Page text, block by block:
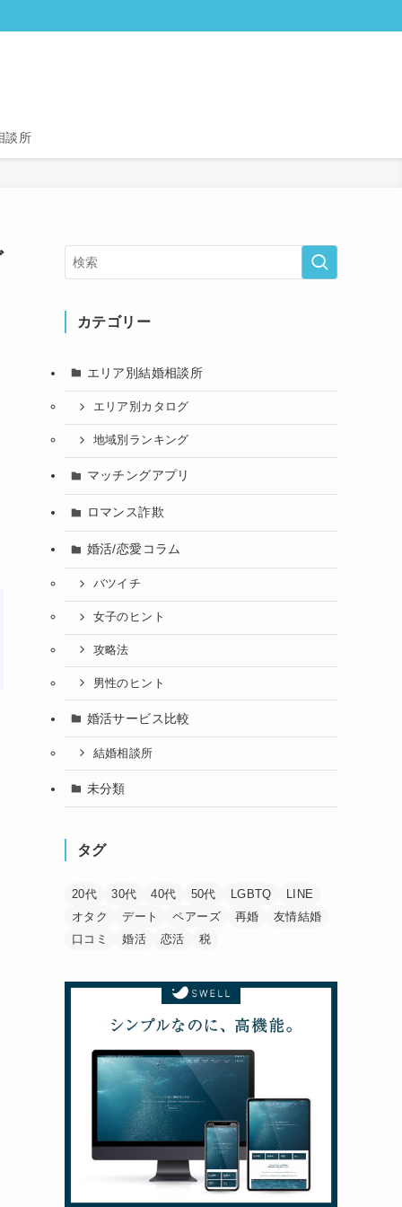
談所
カテゴリー
エリア別結婚相談所
エリア別カタログ
地域別ランキング
マッチングアプリ
ロマンス詐欺
婚活/恋愛コラム
バツイチ
女子のヒント
攻略法
男性のヒント
婚活サービス比較
結婚相談所
未分類
タグ
20代 30代 40代 50代 LGBTQ
LINE
オタク
デート ペアーズ 再婚
友情結婚
口コミ
婚活 恋活 税